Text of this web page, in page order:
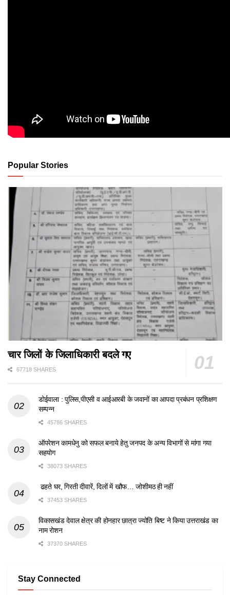
Popular Stories
चार जिलों के जिलाधिकारी बदले गए
67718 SHARES
डोईवाला : पुलिस,पीएसी व आईआरबी के जवानों का आपदा प्रबंधन प्रशिक्षण
सम्पन्न
45786 SHARES
ऑपरेशन कामधेनु को सफल बनाये हेतु जनपद के अन्य विभागों से मांगा गया
सहयोग
38073 SHARES
ढहते घर, गिरती दीवारें, दिलों में खौफ… जोशीमठ ही नहीं
37453 SHARES
विकासखंड देवाल क्षेत्र की होनहार छात्रा ज्योति बिष्ट ने किया उत्तराखंड का
नाम रोशन
37370 SHARES
Stay Connected